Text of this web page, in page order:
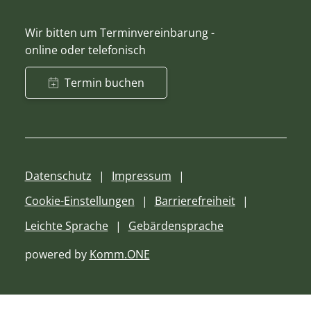
Wir bitten um Terminvereinbarung -
online oder telefonisch
Termin buchen
Datenschutz
Impressum
Cookie-Einstellungen
Barrierefreiheit
Leichte Sprache
Gebärdensprache
powered by Komm.ONE